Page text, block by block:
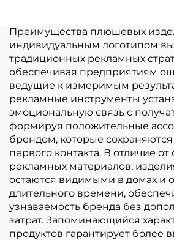
Индивидуальный
Логотип Мягкая
Плюшевая Игрушка
Настроить
Преимущества плюшевых
индивидуальным логотипом
традиционных рекламных
обеспечивая предприятиям
ведущие к измеримым
рекламные инструменты
эмоциональную связь с
формируя положительные
брендом, которые сохраняются
первого контакта. В отличие
рекламных материалов,
остаются видимыми в домах и
длительного времени,
узнаваемость бренда без
затрат. Запоминающийся
продуктов гарантирует более